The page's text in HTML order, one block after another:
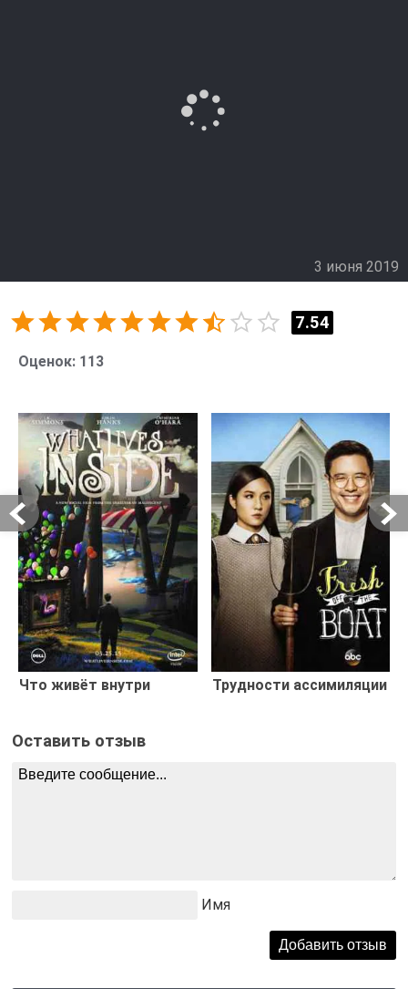
3 июня 2019
7.54
Оценок: 113
Что живёт внутри Трудности ассимиляции
Оставить отзыв
Имя